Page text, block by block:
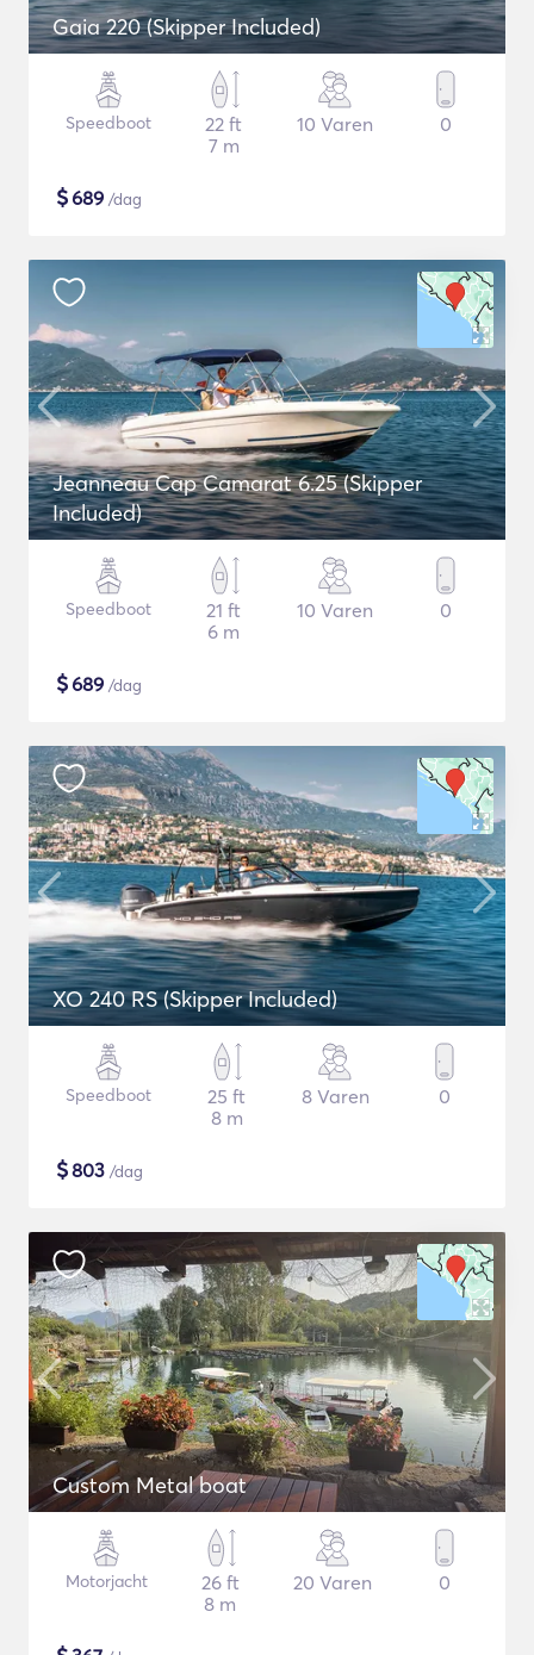
Gaia 220 (Skipper Included)
Speedboot
22 ft
7 m
10 Varen 0
$689 /dag
Jeanneau Cap Camarat 6.25 (Skipper
Included)
Speedboot
21 ft
6 m
10 Varen 0
$689 /dag
XO 240 RS (Skipper Included)
Speedboot
25 ft
8 m
8 Varen 0
$803 /dag
Custom Metal boat
Motorjacht
26 ft
8 m
20 Varen 0